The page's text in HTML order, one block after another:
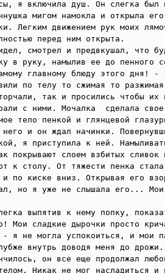
я включила душ. Он слегка был
мигом намокла и открыла
Легким движением рук моих
перед ним открыта.
смотрел и предвкушал, что
в руку, намылив ее до пенного
главному блюду этого дня! -
по телу то сжимая то
так и просились чтобы их
с ними. Мочалка  сделала
тело пенкой и глянцевой
него и он ждал начинки.
я приступила к ней.
покрывают слоем взбитых сливок
к столу. От тяжести пенка
по киске вниз. Открывая его
но я уже не слышала его... Мои
выпятив к нему попку,
Мои сладкие дырочки просто
я не могла успокоиться, и мои
внутрь доводя меня до
он все еще продолжал
Никак не мог насладиться и